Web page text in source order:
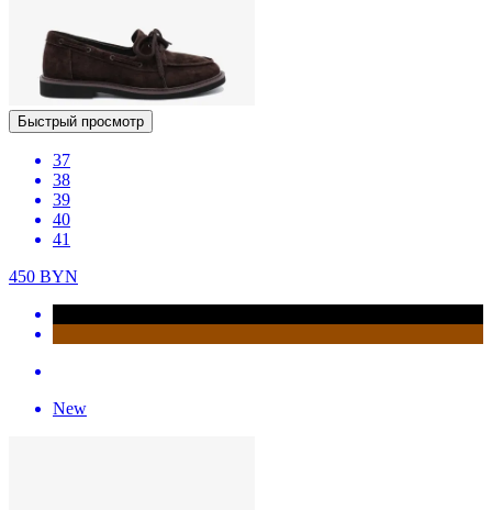
Быстрый просмотр
37
38
39
40
41
450 BYN
New